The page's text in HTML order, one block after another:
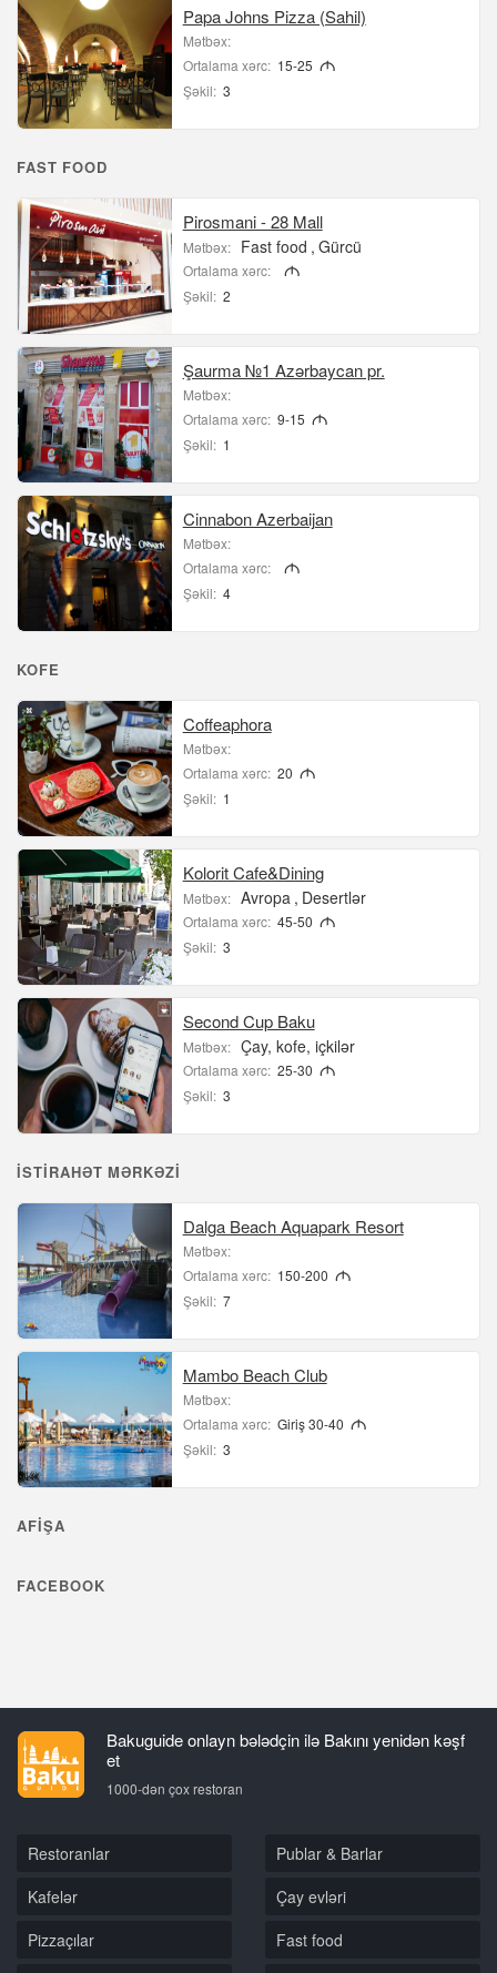
Papa Johns Pizza (Sahil)
Mətbəx:
Ortalama xərc: 15-25 M
Şəkil: 3
FAST FOOD
Pirosmani - 28 Mall
Mətbəx: Fast food Gürcü
Ortalama xərc: M
Şəkil: 2
Şaurma №1 Azərbaycan pr.
Mətbəx:
Ortalama xərc: 9-15 M
Şəkil: 1
Cinnabon Azerbaijan
Mətbəx:
Ortalama xərc:
M
Şəkil: 4
KOFE
Coffeaphora
Mətbəx:
Ortalama xərc: 20 M
Şəkil: 1
Kolorit Cafe&Dining
Mətbəx: Avropa Desertlər
Ortalama xərc: 45-50 M
Şəkil: 3
Second Cup Baku
Mətbəx: Çay, kofe, içkilər
Ortalama xərc: 25-30 M
Şəkil: 3
İSTIRAHƏT MƏRKƏZI
Dalga Beach Aquapark Resort
Mətbəx:
Ortalama xərc: 150-200 M
Şəkil: 7
Mambo Beach Club
Mətbəx:
Ortalama xərc: Giriş 30-40 M
Şəkil: 3
AFIŞA
FACEBOOK
Bakuguide onlayn bələdçin ilə Bakını yenidən kəşf
et
1000-dən çox restoran
Restoranlar
Publar & Barlar
Kafelər
Çay evləri
Pizzaçılar
Fast food